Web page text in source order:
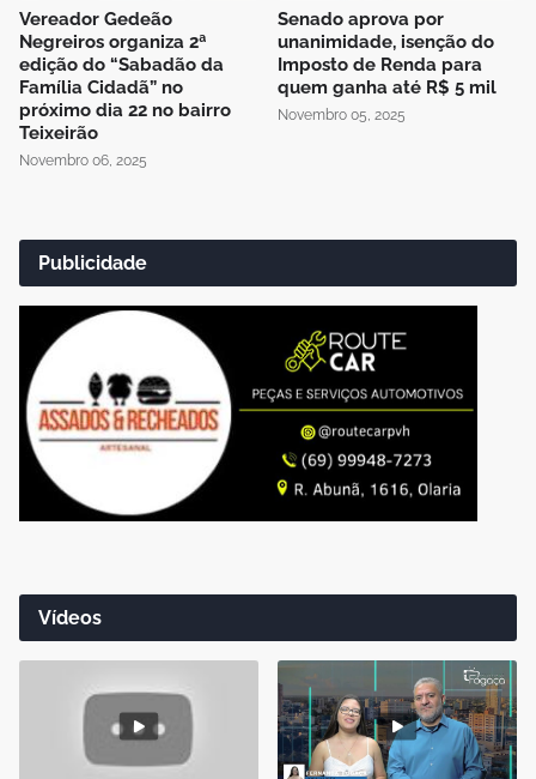
Vereador Gedeão
Negreiros organiza 2ª
edição do “Sabadão da
Família Cidadã” no
próximo dia 22 no bairro
Teixeirão
Novembro 06, 2025
Senado aprova por
unanimidade, isenção do
Imposto de Renda para
quem ganha até R$ 5 mil
Novembro 05, 2025
Publicidade
Vídeos